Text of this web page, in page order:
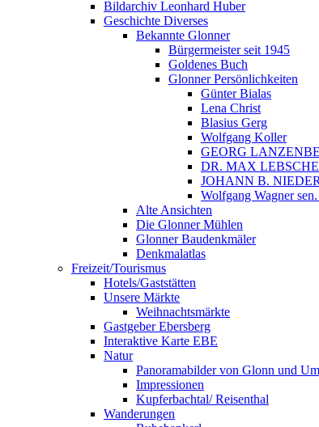
Bildarchiv Leonhard Huber
Geschichte Diverses
Bekannte Glonner
Bürgermeister seit 1945
Goldenes Buch
Glonner Persönlichkeiten
Günter Bialas
Lena Christ
Blasius Gerg
Wolfgang Koller
GEORG
DR. MAX LEBSCHE
JOHANN B.
Wolfgang Wagner
Alte Ansichten
Die Glonner Mühlen
Glonner Baudenkmäler
Denkmalatlas
Freizeit/Tourismus
Hotels/Gaststätten
Unsere Märkte
Weihnachtsmärkte
Gastgeber Ebersberg
Interaktive Karte EBE
Natur
Panoramabilder von Glonn und
Impressionen
Kupferbachtal/ Reisenthal
Wanderungen